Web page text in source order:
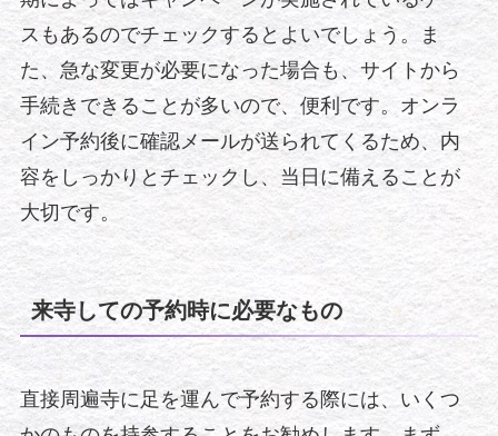
スもあるのでチェックするとよいでしょう。ま
た、急な変更が必要になった場合も、サイトから
手続きできることが多いので、便利です。オンラ
イン予約後に確認メールが送られてくるため、内
容をしっかりとチェックし、当日に備えることが
大切です。
来寺しての予約時に必要なもの
直接周遍寺に足を運んで予約する際には、いくつ